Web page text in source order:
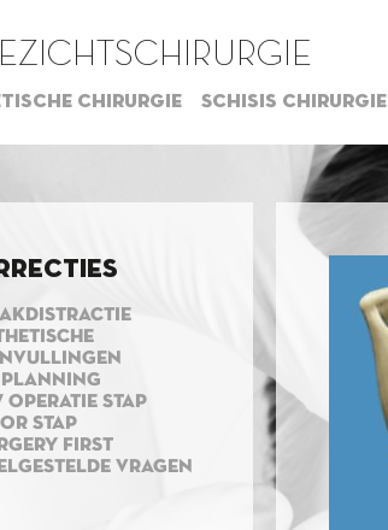
chirurgie Schisis chirurgie
OPERATIE STAP
STAP
FIRST
VRAGEN